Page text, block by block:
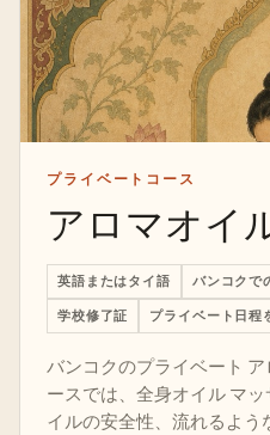
プライベートコース
アロマオイ
英語またはタイ語 バンコクで
学校修了証 プライベート日程
バンコクのプライベート
ースでは、全身オイル マ
イルの安全性、流れるよう